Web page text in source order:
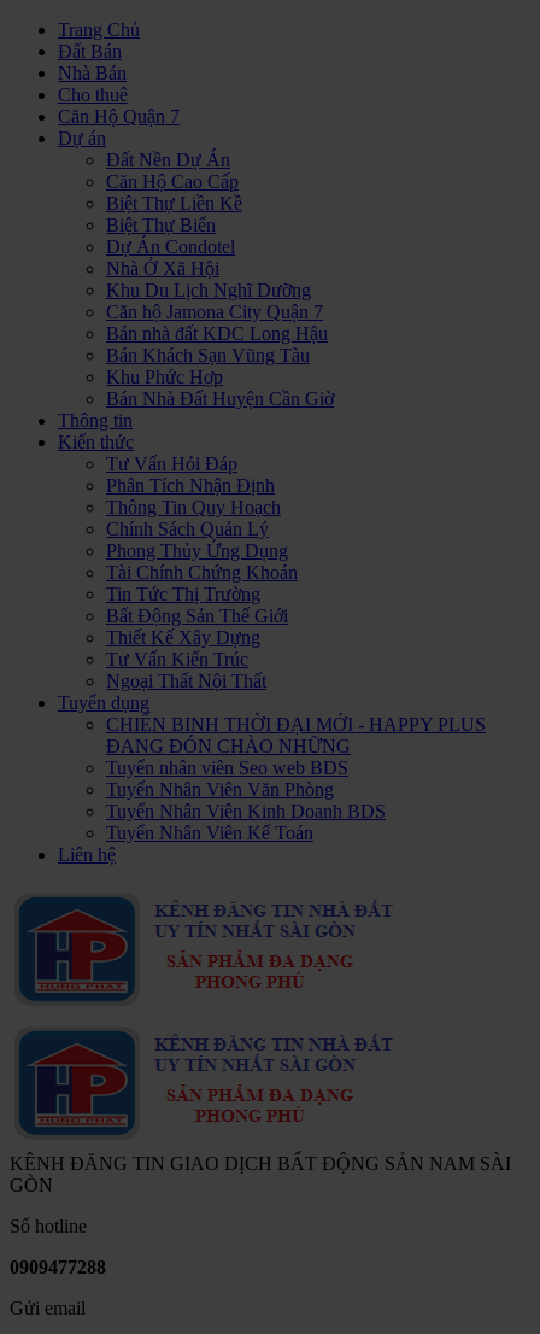
Trang Chủ
Đất Bán
Nhà Bán
Cho thuê
Căn Hộ Quận 7
Dự án
Đất Nền Dự Án
Căn Hộ Cao Cấp
Biệt Thự Liền Kề
Biệt Thự Biển
Dự Án Condotel
Nhà Ở Xã Hội
Khu Du Lịch Nghĩ Dưỡng
Căn hộ Jamona City Quận 7
Bán nhà đất KDC Long Hậu
Bán Khách Sạn Vũng Tàu
Khu Phức Hợp
Bán Nhà Đất Huyện Cần Giờ
Thông tin
Kiến thức
Tư Vấn Hỏi Đáp
Phân Tích Nhận Định
Thông Tin Quy Hoạch
Chính Sách Quản Lý
Phong Thủy Ứng Dụng
Tài Chính Chứng Khoán
Tin Tức Thị Trường
Bất Động Sản Thế Giới
Thiết Kế Xây Dựng
Tư Vấn Kiến Trúc
Ngoại Thất Nội Thất
Tuyển dụng
CHIẾN BINH THỜI ĐẠI MỚI - HAPPY PLUS
ĐANG ĐÓN CHÀO NHỮNG
Tuyển nhân viên Seo web BDS
Tuyển Nhân Viên Văn Phòng
Tuyển Nhân Viên Kinh Doanh BDS
Tuyển Nhân Viên Kế Toán
Liên hệ
KÊNH ĐĂNG TIN GIAO DỊCH BẤT ĐỘNG SẢN NAM SÀI
GÒN
Số hotline
0909477288
Gửi email